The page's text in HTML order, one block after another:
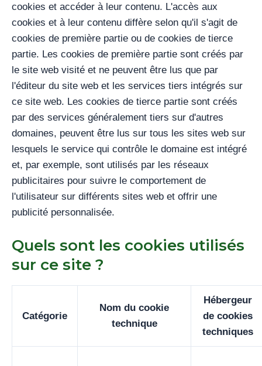
cookies et accéder à leur contenu. L'accès aux
cookies et à leur contenu diffère selon qu'il s'agit de
cookies de première partie ou de cookies de tierce
partie. Les cookies de première partie sont créés par
le site web visité et ne peuvent être lus que par
l'éditeur du site web et les services tiers intégrés sur
ce site web. Les cookies de tierce partie sont créés
par des services généralement tiers sur d'autres
domaines, peuvent être lus sur tous les sites web sur
lesquels le service qui contrôle le domaine est intégré
et, par exemple, sont utilisés par les réseaux
publicitaires pour suivre le comportement de
l'utilisateur sur différents sites web et offrir une
publicité personnalisée.
Quels sont les cookies utilisés
sur ce site ?
Catégorie
Nom du cookie
technique
Hébergeur
de cookies
techniques